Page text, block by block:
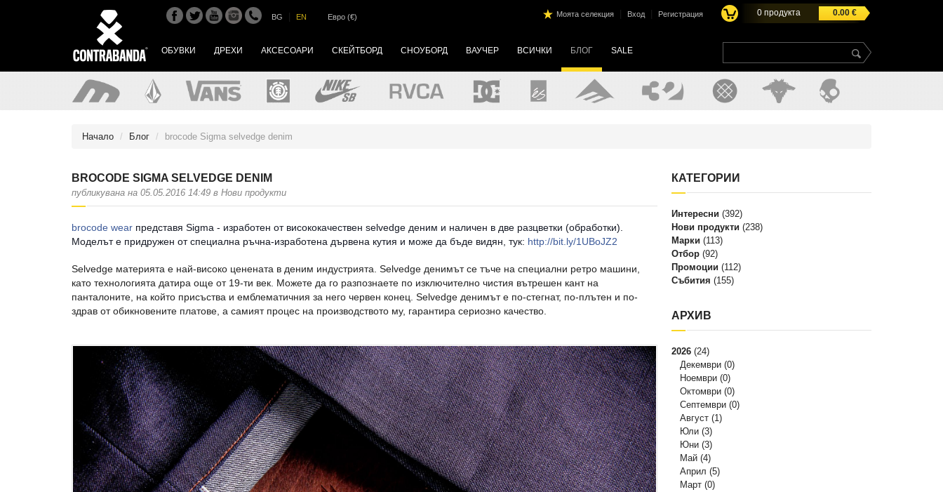
BG EN Евро (€) Моята селекция Вход Регистрация 0 продукта 0.00€
ОБУВКИ ДРЕХИ АКСЕСОАРИ СКЕЙТБОРД СНОУБОРД ВАУЧЕР ВСИЧКИ БЛОГ SALE
Начало Блог brocode Sigma selvedge denim
BROCODE SIGMA SELVEDGE DENIM
публикувана на 05.05.2016 14:49 в Нови продукти
brocode wear представя Sigma - изработен от висококачествен selvedge деним и наличен в две разцветки (обработки).
Моделът е придружен от специална ръчна-изработена дървена кутия и може да бъде видян, тук: http://bit.ly/1UBoJZ2
Selvedge материята е най-високо ценената в деним индустрията. Selvedge денимът се тъче на специални ретро машини,
като технологията датира още от 19-ти век. Можете да го разпознаете по изключително чистия вътрешен кант на
панталоните, на който присъства и емблематичния за него червен конец. Selvedge денимът е по-стегнат, по-плътен и по-
здрав от обикновените платове, а самият процес на производството му, гарантира сериозно качество.
КАТЕГОРИИ
Интересни (392)
Нови продукти (238)
Марки (113)
Отбор (92)
Промоции (112)
Събития (155)
АРХИВ
2026 (24)
Декември (0)
Ноември (0)
Октомври (0)
Септември (0)
Август (1)
Юли (3)
Юни (3)
Май (4)
Април (5)
Март (0)